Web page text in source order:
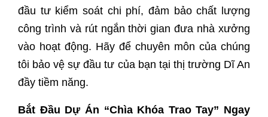
đầu tư kiểm soát chi phí, đảm bảo chất lượng
công trình và rút ngắn thời gian đưa nhà xưởng
vào hoạt động. Hãy để chuyên môn của chúng
tôi bảo vệ sự đầu tư của bạn tại thị trường Dĩ An
đầy tiềm năng.
Bắt Đầu Dự Án “Chìa Khóa Trao Tay” Ngay